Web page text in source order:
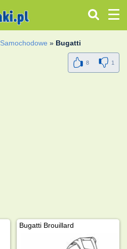
Samochodowe » Bugatti
8 1
Bugatti Brouillard